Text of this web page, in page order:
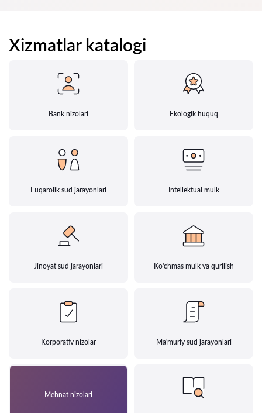
Xizmatlar katalogi
Bank nizolari Ekologik huquq
Fuqarolik sud jarayonlari Intellektual mulk
Jinoyat sud jarayonlari Ko'chmas mulk va qurilish
Korporativ nizolar Ma'muriy sud jarayonlari
Mehnat nizolari